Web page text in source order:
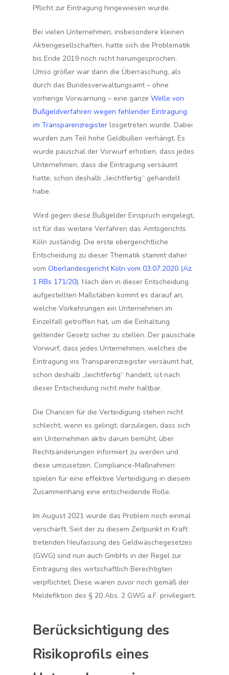
Pflicht zur Eintragung hingewiesen wurde.
Bei vielen Unternehmen, insbesondere kleinen
Aktiengesellschaften, hatte sich die Problematik
bis Ende 2019 noch nicht herumgesprochen.
Umso größer war dann die Überraschung, als
durch das Bundesverwaltungsamt – ohne
vorherige Vorwarnung – eine ganzeWelle von
Bußgeldverfahren wegen fehlender Eintragung
im Transparenzregister losgetreten wurde. Dabei
wurden zum Teil hohe Geldbußen verhängt. Es
wurde pauschal der Vorwurf erhoben, dass jedes
Unternehmen, dass die Eintragung versäumt
hatte, schon deshalb „leichtfertig“ gehandelt
habe.
Wird gegen diese Bußgelder Einspruch eingelegt,
ist für das weitere Verfahren das Amtsgerichts
Köln zuständig. Die erste obergerichtliche
Entscheidung zu dieser Thematik stammt daher
vomOberlandesgericht Köln vom 03.07.2020 (Az.
1 RBs 171/20). Nach den in dieser Entscheidung
aufgestellten Maßstäben kommt es darauf an,
welche Vorkehrungen ein Unternehmen im
Einzelfall getroffen hat, um die Einhaltung
geltender Gesetz sicher zu stellen. Der pauschale
Vorwurf, dass jedes Unternehmen, welches die
Eintragung ins Transparenzregister versäumt hat,
schon deshalb „leichtfertig“ handelt, ist nach
dieser Entscheidung nicht mehr haltbar.
Die Chancen für die Verteidigung stehen nicht
schlecht, wenn es gelingt, darzulegen, dass sich
ein Unternehmen aktiv darum bemüht, über
Rechtsänderungen informiert zu werden und
diese umzusetzen. Compliance-Maßnahmen
spielen für eine effektive Verteidigung in diesem
Zusammenhang eine entscheidende Rolle.
Im August 2021 wurde das Problem noch einmal
verschärft. Seit der zu diesem Zeitpunkt in Kraft
tretenden Neufassung des Geldwäschegesetzes
(GWG) sind nun auch GmbHs in der Regel zur
Eintragung des wirtschaftlich Berechtigten
verpflichtet. Diese waren zuvor noch gemäß der
Meldefiktion des § 20 Abs. 2 GWG a.F. privilegiert.
Berücksichtigung des
Risikoprofils eines